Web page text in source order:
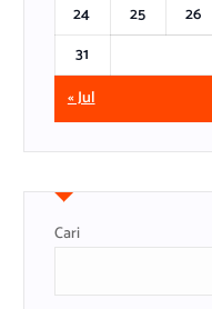
24
25 26
31
« Jul
Cari